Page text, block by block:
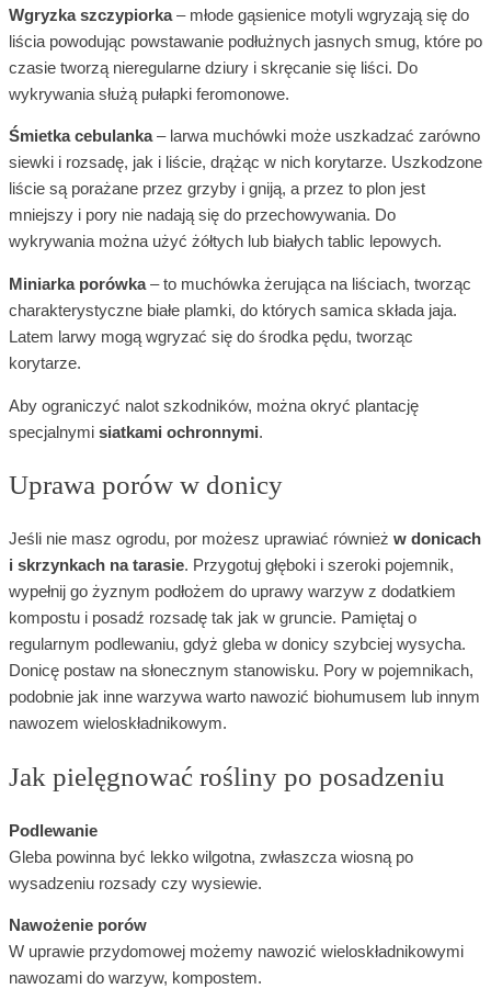
Wgryzka szczypiorka– młode gąsienice motyli wgryzają się do
liścia powodując powstawanie podłużnych jasnych smug, które po
czasie tworzą nieregularne dziury i skręcanie się liści. Do
wykrywania służą pułapki feromonowe.
Śmietka cebulanka– larwa muchówki może uszkadzać zarówno
siewki i rozsadę, jak i liście, drążąc w nich korytarze. Uszkodzone
liście są porażane przez grzyby i gniją, a przez to plon jest
mniejszy i pory nie nadają się do przechowywania. Do
wykrywania można użyć żółtych lub białych tablic lepowych.
Miniarka porówka– to muchówka żerująca na liściach, tworząc
charakterystyczne białe plamki, do których samica składa jaja.
Latem larwy mogą wgryzać się do środka pędu, tworząc
korytarze.
Aby ograniczyć nalot szkodników, można okryć plantację
specjalnymi siatkami ochronnymi.
Uprawa porów w donicy
Jeśli nie masz ogrodu, por możesz uprawiać również w donicach
i skrzynkach na tarasie. Przygotuj głęboki i szeroki pojemnik,
wypełnij go żyznym podłożem do uprawy warzyw z dodatkiem
kompostu i posadź rozsadę tak jak w gruncie. Pamiętaj o
regularnym podlewaniu, gdyż gleba w donicy szybciej wysycha.
Donicę postaw na słonecznym stanowisku. Pory w pojemnikach,
podobnie jak inne warzywa warto nawozić biohumusem lub innym
nawozem wieloskładnikowym.
Jak pielęgnować rośliny po posadzeniu
Podlewanie
Gleba powinna być lekko wilgotna, zwłaszcza wiosną po
wysadzeniu rozsady czy wysiewie.
Nawożenie porów
W uprawie przydomowej możemy nawozić wieloskładnikowymi
nawozami do warzyw, kompostem.